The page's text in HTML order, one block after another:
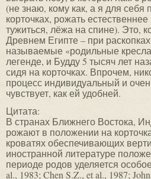
(не знаю, кому как, а я для себя
корточках, рожать
тужиться, лёжа на спине). Это,
Древнем Египте – при
называемые «родильные
легенде, и Будду 5 тысяч лет
сидя на корточках. Впрочем,
процесс индивидуальный и
чувствует, как ей удобней.
Цитата:
В странах Ближнего Востока,
рожают в положении на
кроватях обеспечивающих
иностранной литературе
периоде родов уделяется
al., 1983; Chen S.Z., et al., 1987;